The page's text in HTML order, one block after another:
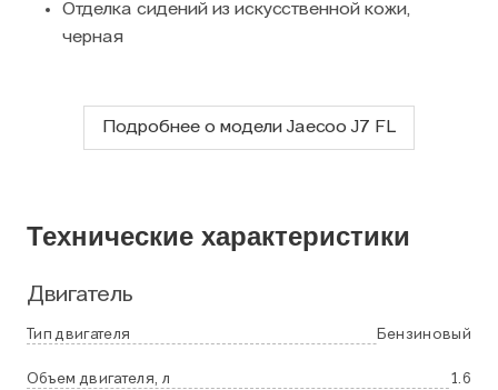
Отделка сидений из искусственной кожи,
черная
Подробнее о модели Jaecoo J7 FL
Технические характеристики
Двигатель
Тип двигателя Бензиновый
Объем двигателя, л 1.6